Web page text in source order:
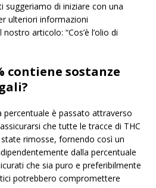
suggeriamo di iniziare con una
ulteriori informazioni
articolo: “Cos’è l’olio di
contiene sostanze
percentuale è passato attraverso
che tutte le tracce di THC
rimosse, fornendo così un
dalla percentuale
che sia puro e preferibilmente
potrebbero compromettere